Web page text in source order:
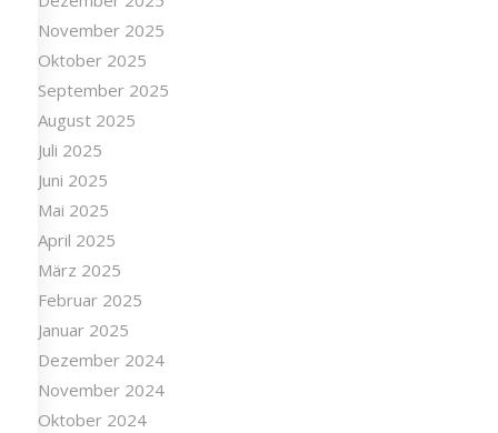
November 2025
Oktober 2025
September 2025
August 2025
Juli 2025
Juni 2025
Mai 2025
April 2025
März 2025
Februar 2025
Januar 2025
Dezember 2024
November 2024
Oktober 2024